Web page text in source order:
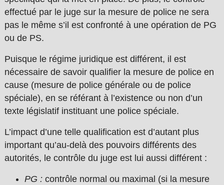
effectué par le juge sur la mesure de police ne sera
pas le même s’il est confronté à une opération de PG
ou de PS.
Puisque le régime juridique est différent, il est
nécessaire de savoir qualifier la mesure de police en
cause (mesure de police générale ou de police
spéciale), en se référant à l’existence ou non d’un
texte législatif instituant une police spéciale.
L’impact d’une telle qualification est d’autant plus
important qu’au-delà des pouvoirs différents des
autorités, le contrôle du juge est lui aussi différent :
PG :contrôle normal ou maximal (si la mesure